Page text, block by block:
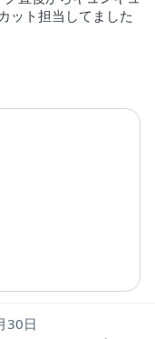
ット担当してました
30日